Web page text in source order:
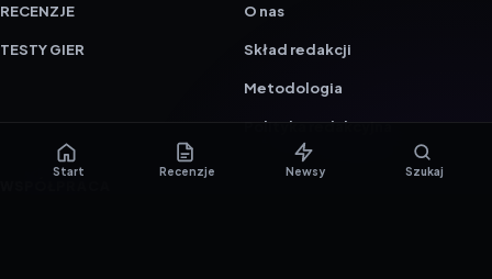
RECENZJE
TESTY GIER
O nas
Skład redakcji
Metodologia
Polityka redakcyjna
Start Recenzje Newsy Szukaj